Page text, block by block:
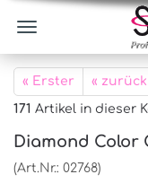
« Erster « zurück
171 Artikel in dieser
Diamond Color
(Art.Nr.: 02768)